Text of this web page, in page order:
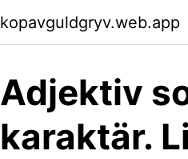
kopavguldgryv.web.app
Adjektiv
karaktär.